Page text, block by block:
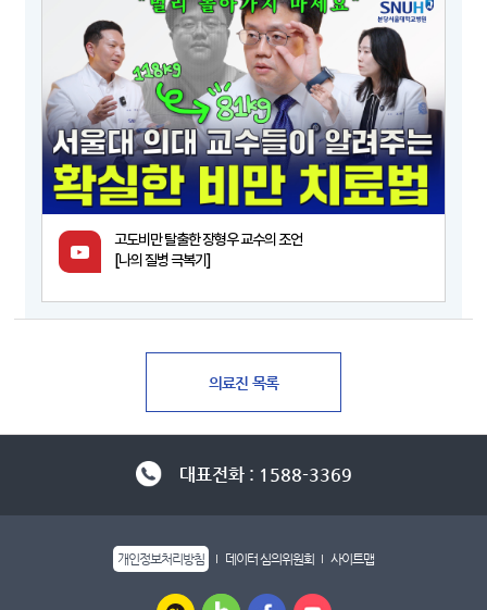
고도비만 탈출한 장형우 교수의 조언
[나의 질병 극복기]
대표전화 : 1588-3369
개인정보처리방침 데이터 심의위원회 사이트맵